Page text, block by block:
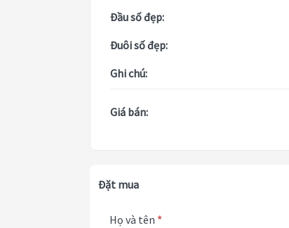
Đầu số đẹp:
Đuôi số đẹp:
Ghi chú:
Giá bán:
Đặt mua
Họ và tên *